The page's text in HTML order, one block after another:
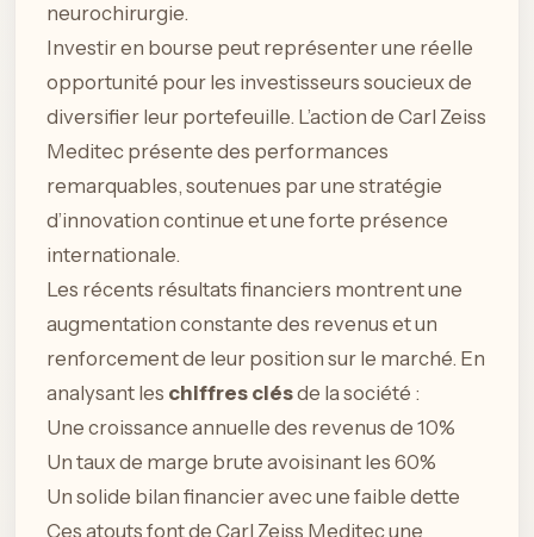
neurochirurgie.
Investir en bourse peut représenter une réelle
opportunité pour les investisseurs soucieux de
diversifier leur portefeuille. L’action de Carl Zeiss
Meditec présente des performances
remarquables, soutenues par une stratégie
d’innovation continue et une forte présence
internationale.
Les récents résultats financiers montrent une
augmentation constante des revenus et un
renforcement de leur position sur le marché. En
analysant les chiffres clésde la société :
Une croissance annuelle des revenus de 10%
Un taux de marge brute avoisinant les 60%
Un solide bilan financier avec une faible dette
Ces atouts font de Carl Zeiss Meditec une